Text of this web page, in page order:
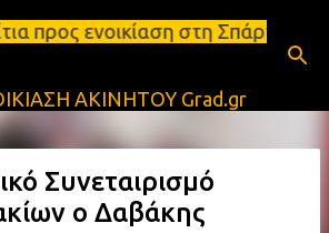
στο κύριο περιεχόμενο
στη Σπάρτη Ενοικιάσεις
ΑΚΙΝΗΤΟΥ Grad.gr
Συνεταιρισμό
ο Δαβάκης